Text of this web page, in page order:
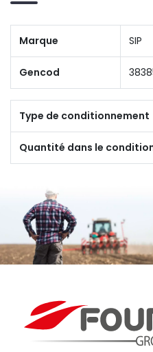
Marque SIP
Gencod
Type de conditionnement
Quantité dans le